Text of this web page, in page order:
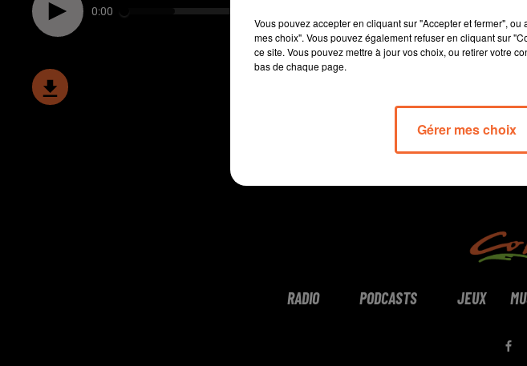
0:00
RADIO PODCASTS JEUX
Vous pouvez accepter en cliquant sur "Accepter et fermer",
mes choix". Vous pouvez également refuser en cliquant sur
ce site. Vous pouvez mettre à jour vos choix, ou retirer votre
bas de chaque page.
Gérer mes choix